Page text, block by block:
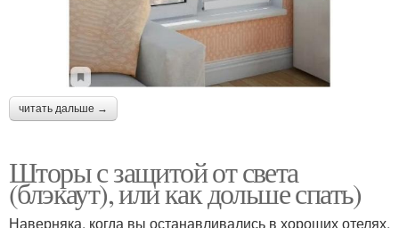
читать дальше →
Шторы с защитой от света
(блэкаут), или как дольше спать)
Наверняка, когда вы останавливались в хороших отелях,